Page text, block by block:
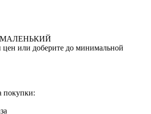
или доберите до минимальной
покупки: